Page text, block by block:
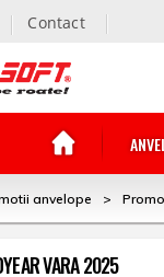
Contact
anvelope >
VARA 2025